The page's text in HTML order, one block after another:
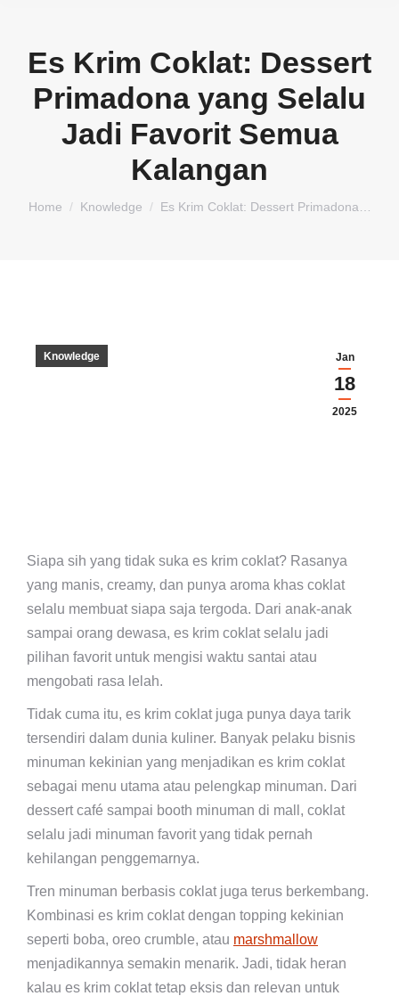
Es Krim Coklat: Dessert
Primadona yang Selalu
Jadi Favorit Semua
Kalangan
You are here:
Home Knowledge Es Krim Coklat: Dessert Primadona…
Jan
18
2025
Knowledge
Siapa sih yang tidak suka es krim coklat? Rasanya
yang manis, creamy, dan punya aroma khas coklat
selalu membuat siapa saja tergoda. Dari anak-anak
sampai orang dewasa, es krim coklat selalu jadi
pilihan favorit untuk mengisi waktu santai atau
mengobati rasa lelah.
Tidak cuma itu, es krim coklat juga punya daya tarik
tersendiri dalam dunia kuliner. Banyak pelaku bisnis
minuman kekinian yang menjadikan es krim coklat
sebagai menu utama atau pelengkap minuman. Dari
dessert café sampai booth minuman di mall, coklat
selalu jadi minuman favorit yang tidak pernah
kehilangan penggemarnya.
Tren minuman berbasis coklat juga terus berkembang.
Kombinasi es krim coklat dengan topping kekinian
seperti boba, oreo crumble, atau marshmallow
menjadikannya semakin menarik. Jadi, tidak heran
kalau es krim coklat tetap eksis dan relevan untuk